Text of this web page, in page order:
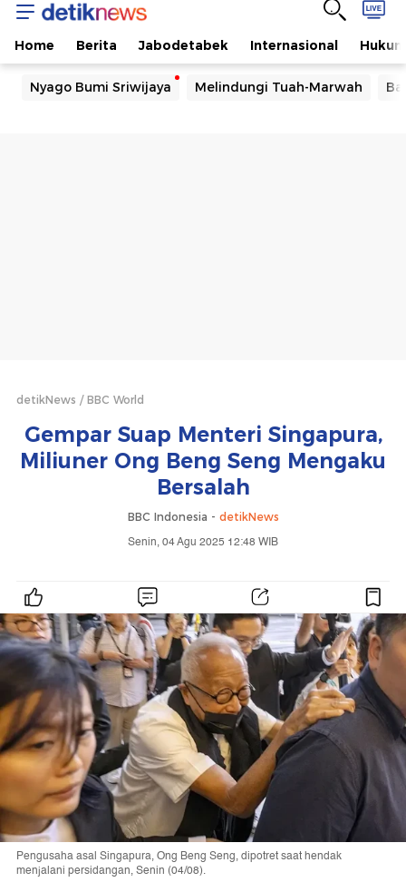
Home Berita Jabodetabek Internasional Hukum
Nyago Bumi Sriwijaya Melindungi Tuah-Marwah
detikNews BBC World
Gempar Suap Menteri Singapura,
Miliuner Ong Beng Seng Mengaku
Bersalah
BBC Indonesia - detikNews
Senin, 04 Agu 2025 12:48 WIB
Pengusaha asal Singapura, Ong Beng Seng, dipotret saat hendak
menjalani persidangan, Senin (04/08).